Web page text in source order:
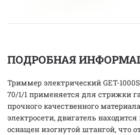
ПОДРОБНАЯ
Триммер электрический GET-
70/1/1 применяется для стрижки
прочного качественного
электросети, двигатель
оснащен изогнутой штангой, что